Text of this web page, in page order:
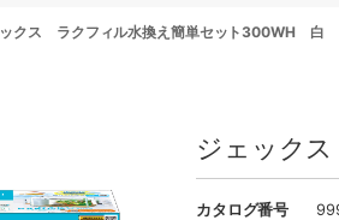
クス ラクフィル水換え簡単セット300WH 白
ジェック
カタログ番号